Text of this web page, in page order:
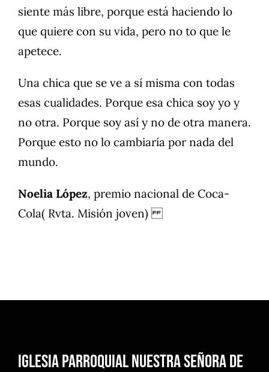
siente más libre, porque está haciendo lo
que quiere con su vida, pero no to que le
apetece.
Una chica que se ve a sí misma con todas
esas cualidades. Porque esa chica soy yo y
no otra. Porque soy así y no de otra manera.
Porque esto no lo cambiaría por nada del
mundo.
Noelia López, premio nacional de Coca-
Cola( Rvta. Misión joven)
Iglesia Parroquial Nuestra Señora de